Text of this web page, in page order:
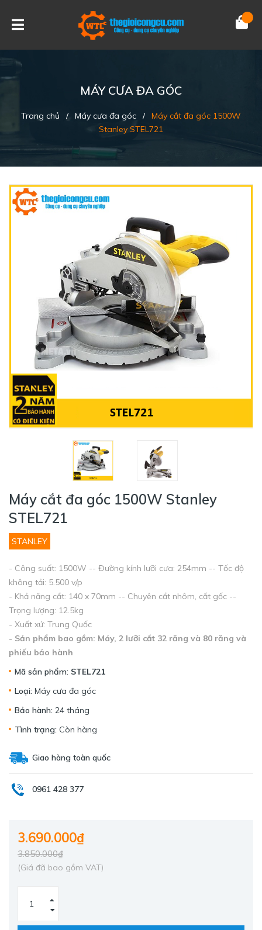
MÁY CƯA ĐA GÓC
Trang chủ / Máy cưa đa góc / Máy cắt đa góc 1500W
Stanley STEL721
Máy cắt đa góc 1500W Stanley
STEL721
STANLEY
- Công suất: 1500W -- Đường kính lưỡi cưa: 254mm -- Tốc độ
không tải: 5.500 v/p
- Khả năng cắt: 140 x 70mm -- Chuyên cắt nhôm, cắt gốc --
Trọng lượng: 12.5kg
- Xuất xứ: Trung Quốc
- Sản phẩm bao gồm: Máy, 2 lưỡi cắt 32 răng và 80 răng và
phiếu bảo hành
Mã sản phẩm: STEL721
Loại: Máy cưa đa góc
Bảo hành: 24 tháng
Tình trạng: Còn hàng
Giao hàng toàn quốc
0961 428 377
3.690.000₫
3.850.000₫
(Giá đã bao gồm VAT)